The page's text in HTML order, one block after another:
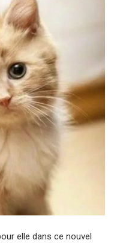
elle dans ce nouvel